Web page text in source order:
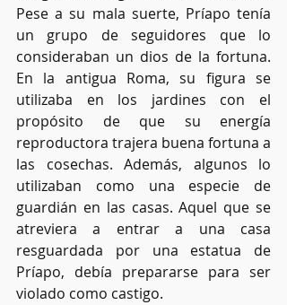
Pese a su mala suerte, Príapo tenía
un grupo de seguidores que lo
consideraban un dios de la fortuna.
En la antigua Roma, su figura se
utilizaba en los jardines con el
propósito de que su energía
reproductora trajera buena fortuna a
las cosechas. Además, algunos lo
utilizaban como una especie de
guardián en las casas. Aquel que se
atreviera a entrar a una casa
resguardada por una estatua de
Príapo, debía prepararse para ser
violado como castigo.